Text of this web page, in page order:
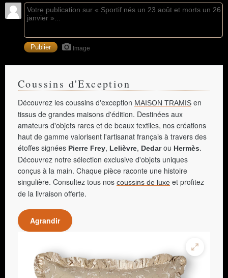
Image
Coussins d'Exception
Découvrez les coussins d'exception MAISON TRAMIS en
tissus de grandes maisons d'édition. Destinées aux
amateurs d'objets rares et de beaux textiles, nos créations
haut de gamme valorisent l'artisanat français à travers des
étoffes signées Pierre Frey, Lelièvre, Dedarou Hermès.
Découvrez notre sélection exclusive d'objets uniques
conçus à la main. Chaque pièce raconte une histoire
singulière. Consultez tous nos coussins de luxe et profitez
de la livraison offerte.
Agrandir